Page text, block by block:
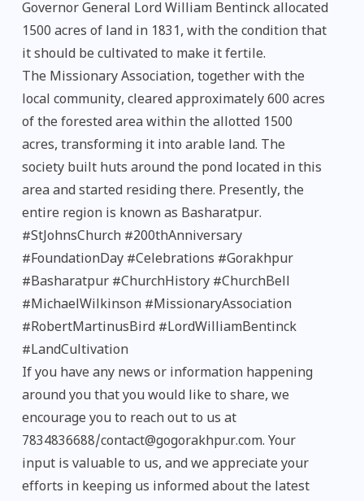
Governor General Lord William Bentinck allocated
1500 acres of land in 1831, with the condition that
it should be cultivated to make it fertile.
The Missionary Association, together with the
local community, cleared approximately 600 acres
of the forested area within the allotted 1500
acres, transforming it into arable land. The
society built huts around the pond located in this
area and started residing there. Presently, the
entire region is known as Basharatpur.
#StJohnsChurch #200thAnniversary
#FoundationDay #Celebrations #Gorakhpur
#Basharatpur #ChurchHistory #ChurchBell
#MichaelWilkinson #MissionaryAssociation
#RobertMartinusBird #LordWilliamBentinck
#LandCultivation
If you have any news or information happening
around you that you would like to share, we
encourage you to reach out to us at
7834836688/contact@gogorakhpur.com. Your
input is valuable to us, and we appreciate your
efforts in keeping us informed about the latest